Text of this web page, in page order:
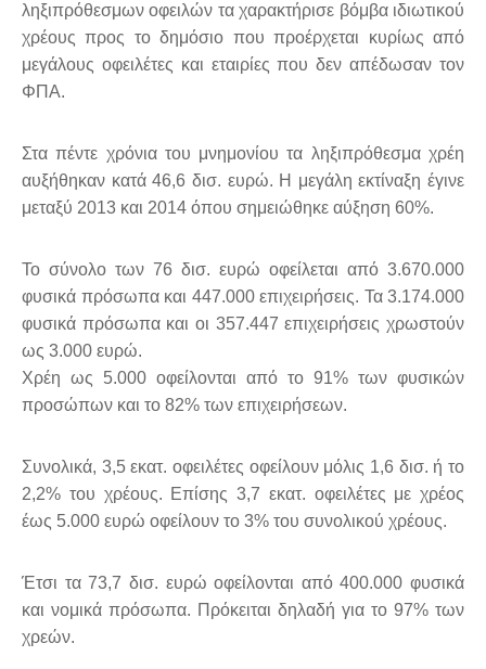
ληξιπρόθεσμων οφειλών τα χαρακτήρισε βόμβα ιδιωτικού
χρέους προς το δημόσιο που προέρχεται κυρίως από
μεγάλους οφειλέτες και εταιρίες που δεν απέδωσαν τον
ΦΠΑ.
Στα πέντε χρόνια του μνημονίου τα ληξιπρόθεσμα χρέη
αυξήθηκαν κατά 46,6 δισ. ευρώ. Η μεγάλη εκτίναξη έγινε
μεταξύ 2013 και 2014 όπου σημειώθηκε αύξηση 60%.
Το σύνολο των 76 δισ. ευρώ οφείλεται από 3.670.000
φυσικά πρόσωπα και 447.000 επιχειρήσεις. Τα 3.174.000
φυσικά πρόσωπα και οι 357.447 επιχειρήσεις χρωστούν
ως 3.000 ευρώ.
Χρέη ως 5.000 οφείλονται από το 91% των φυσικών
προσώπων και το 82% των επιχειρήσεων.
Συνολικά, 3,5 εκατ. οφειλέτες οφείλουν μόλις 1,6 δισ. ή το
2,2% του χρέους. Επίσης 3,7 εκατ. οφειλέτες με χρέος
έως 5.000 ευρώ οφείλουν το 3% του συνολικού χρέους.
Έτσι τα 73,7 δισ. ευρώ οφείλονται από 400.000 φυσικά
και νομικά πρόσωπα. Πρόκειται δηλαδή για το 97% των
χρεών.